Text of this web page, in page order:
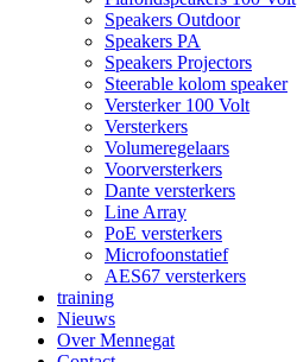
Speakers Outdoor
Speakers PA
Speakers Projectors
Steerable kolom speaker
Versterker 100 Volt
Versterkers
Volumeregelaars
Voorversterkers
Dante versterkers
Line Array
PoE versterkers
Microfoonstatief
AES67 versterkers
training
Nieuws
Over Mennegat